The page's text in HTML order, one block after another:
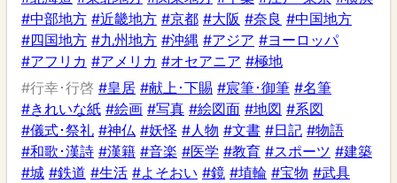
#中部地方 #近畿地方 #京都 #大阪 #奈良 #中国地方
#四国地方 #九州地方 #沖縄 #アジア #ヨーロッパ
#アフリカ #アメリカ #オセアニア #極地
#行幸･行啓 #皇居 #献上･下賜 #宸筆･御筆 #名筆
#きれいな紙 #絵画 #写真 #絵図面 #地図 #系図
#儀式･祭礼 #神仏 #妖怪 #人物 #文書 #日記 #物語
#和歌･漢詩 #漢籍 #音楽 #医学 #教育 #スポーツ #建築
#城 #鉄道 #生活 #よそおい #鏡 #埴輪 #宝物 #武具